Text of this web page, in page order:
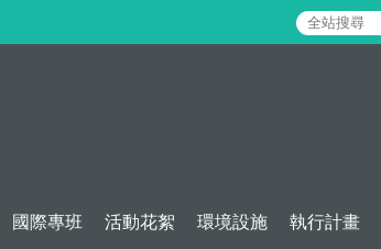
國際專班 活動花絮 環境設施 執行計畫